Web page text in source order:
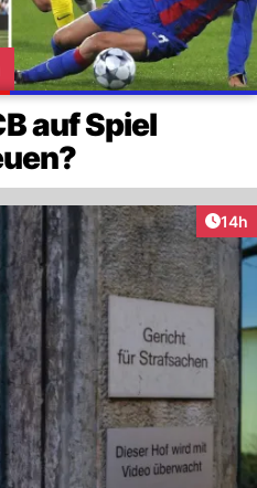
auf Spiel
14h